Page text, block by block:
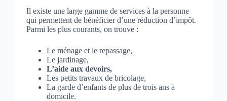
Il existe une large gamme de services à la personne
qui permettent de bénéficier d’une réduction d’impôt.
Parmi les plus courants, on trouve :
Le ménage et le repassage,
Le jardinage,
L’aide aux devoirs,
Les petits travaux de bricolage,
La garde d’enfants de plus de trois ans à
domicile.